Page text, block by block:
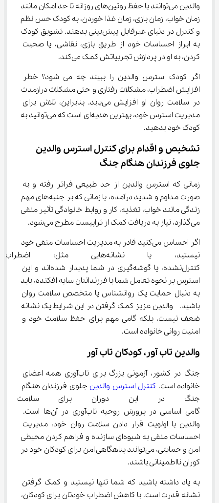
والدین می‌توانند با حفظ روتین‌های روزانه تا حد امکان مانند
زمان خواب، زمان بازی، زمان غذا خوردن، به کودک حس نظم
و کنترل در دنیای غیرقابل پیش‌بینی بدهند. تشویق کودک
به ابراز احساسات خود از طریق بازی، نقاشی، یا صحبت
کردن، به او در پردازش تجربیاتش کمک می‌کند.
اگر کودک استرس والدین را ببیند چه می شود؟ خطر
افزایش اضطراب، مشکلات رفتاری و حتی مشکلات درازمدت
در سلامت روان او افزایش می‌یابد. بنابراین، تلاش برای
مدیریت استرس خود، بهترین هدیه‌ای است که می‌توانید به
کودک خود بدهید.
تشخیص و اقدام برای کنترل استرس والدین
جلوی فرزندان هنگام جنگ
زمانی که استرس والدین از حد طبیعی فراتر رفته و به
صورت مداوم و شدید درآمده، یا زمانی که بر جنبه‌های مهم
زندگی مانند خواب، تغذیه، کار و روابط خانوادگی تأثیر منفی
می‌گذارد، نیاز به دریافت کمک از تراپیست مطرح می‌شود.
اگر احساس می‌کنید قادر به مدیریت احساسات منفی خود
نیستید، یا نشانه‌هایی
کنترل‌نشده، یا گوشه‌گیری در شما پدیدار شده‌اند و این
استرس بر نحوه تعامل شما با فرزندانتان سایه افکنده، باید
به دنبال حمایت یک روانشناس یا متخصص سلامت روان
باشید.  والدین عزیز کمک گرفتن در این شرایط یک نشانه
ضعف نیست، بلکه گامی مهم برای حفظ سلامت خود و
امنیت روانی خانواده است.
والدین تاب ‌آور، کودکان تاب ‌آور
جنگ در کشور، آزمونی بزرگ برای تاب‌آوری همه اعضای
خانواده است. کنترل استرس والدین جلوی فرزندان هنگام
جنگ در این دوران برای سلامت
‌گامی اساسی در پرورش روحیه تاب‌آوری در آن‌ها است.
والدین با اولویت قرار دادن سلامت روان خود، مدیریت
احساسات منفی به شیوه‌ای سازنده و فراهم کردن محیطی
امن و حمایتی، می‌توانند پناهگاهی امن برای کودکان خود در
کوران نااطمینانی باشند.
به یاد داشته باشید که شما تنها نیستید و کمک گرفتن
نشانه قدرت است. با کاهش اضطراب خودتان برای کودکان،